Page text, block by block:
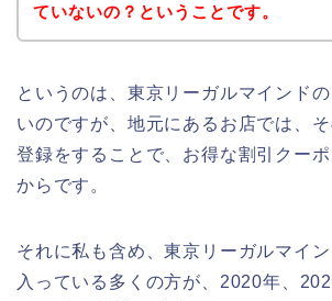
ていないの？ということです。
というのは、東京リーガルマインド
いのですが、地元にあるお店では、
登録をすることで、お得な割引クー
からです。
それに私も含め、東京リーガルマイ
入っている多くの方が、2020年、